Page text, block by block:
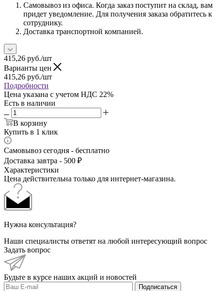
Самовывоз из офиса. Когда заказ поступит на склад, вам
придет уведомление. Для получения заказа обратитесь к
сотруднику.
Доставка транспортной компанией.
415,26 руб./шт
Варианты цен
415,26 руб./шт
Подробности
Цена указана с учетом НДС 22%
Есть в наличии
В корзину
Купить в 1 клик
Самовывоз сегодня - бесплатно
Доставка завтра - 500 ₽
Характеристики
Цена действительна только для интернет-магазина.
Нужна консультация?
Наши специалисты ответят на любой интересующий вопрос
Задать вопрос
Будьте в курсе наших акций и новостей
Подписаться